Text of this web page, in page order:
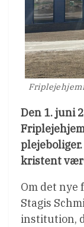
Den 1. juni
kristent
Om det
Stagis
institution,